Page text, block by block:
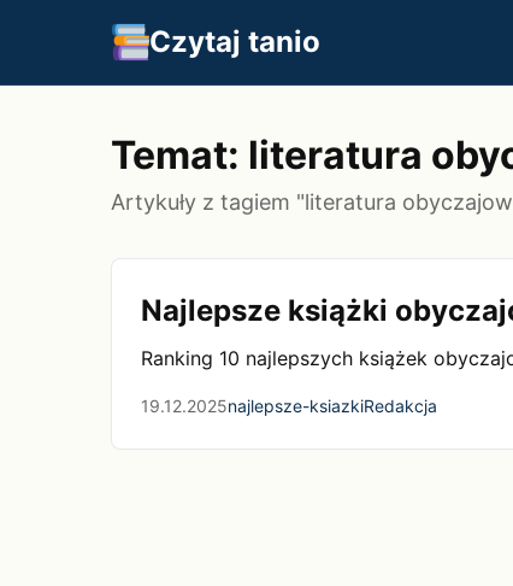
Czytaj tanio
Temat: literatura
Artykuły z tagiem "literatura
Najlepsze książki
Ranking 10 najlepszych książek
19.12.2025najlepsze-ksiazkiRedakcja